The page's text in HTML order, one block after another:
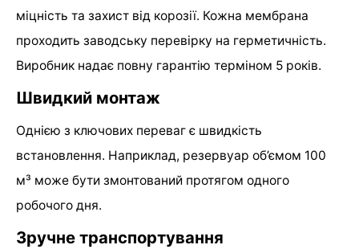
міцність та захист від корозії. Кожна мембрана
проходить заводську перевірку на герметичність.
Виробник надає повну гарантію терміном 5 років.
Швидкий монтаж
Однією з ключових переваг є швидкість
встановлення. Наприклад, резервуар об’ємом 100
м³ може бути змонтований протягом одного
робочого дня.
Зручне транспортування